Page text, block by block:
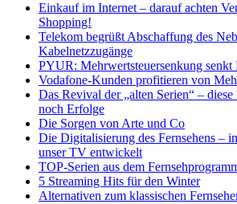
Einkauf im Internet – darauf achten
Shopping!
Telekom begrüßt Abschaffung des
Kabelnetzzugänge
PYUR: Mehrwertsteuersenkung senkt
Vodafone-Kunden profitieren von
Das Revival der „alten Serien“ –
noch Erfolge
Die Sorgen von Arte und Co
Die Digitalisierung des Fernsehens –
unser TV entwickelt
TOP-Serien aus dem
5 Streaming Hits für den Winter
Alternativen zum klassischen